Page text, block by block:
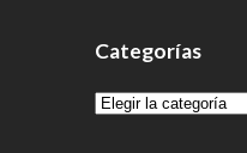
Categorías
Categorías